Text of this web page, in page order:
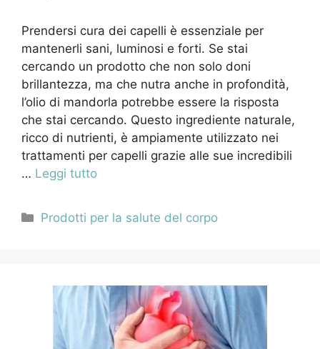
Prendersi cura dei capelli è essenziale per
mantenerli sani, luminosi e forti. Se stai
cercando un prodotto che non solo doni
brillantezza, ma che nutra anche in profondità,
l’olio di mandorla potrebbe essere la risposta
che stai cercando. Questo ingrediente naturale,
ricco di nutrienti, è ampiamente utilizzato nei
trattamenti per capelli grazie alle sue incredibili
… Leggi tutto
Categorie
Prodotti per la salute del corpo